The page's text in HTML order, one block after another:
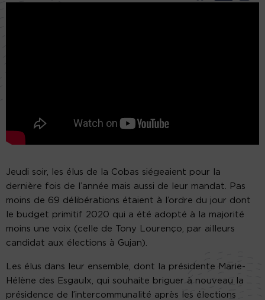
Jeudi soir, les élus de la Cobas siégeaient pour la
dernière fois de l’année mais aussi de leur mandat. Pas
moins de 69 délibérations étaient à l’ordre du jour dont
le budget primitif 2020 qui a été adopté à la majorité
moins une voix (celle de Tony Lourenço, par ailleurs
candidat aux élections à Gujan).
Les élus dans leur ensemble, dont la présidente Marie-
Hélène des Esgaulx, qui souhaite briguer à nouveau la
présidence de l’intercommunalité après les élections